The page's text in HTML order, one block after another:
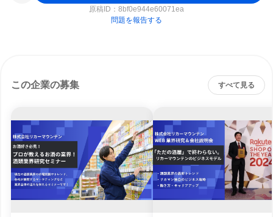
原稿ID： 8bf0e944e60071ea
問題を報告する
この企業の募集 すべて見る